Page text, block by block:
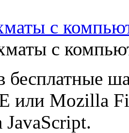
с
бесплатные
или Mozilla